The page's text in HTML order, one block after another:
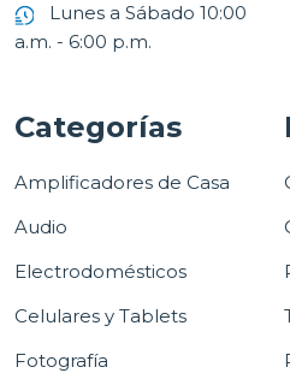
Lunes a Sábado 10:00
a.m. - 6:00 p.m.
Categorías
Amplificadores de Casa
Audio
Electrodomésticos
Celulares y Tablets
Fotografía